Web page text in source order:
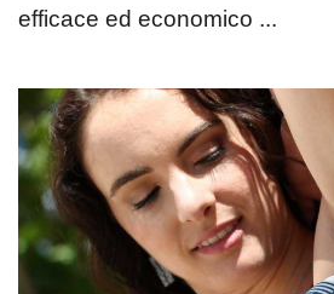
efficace ed economico ...